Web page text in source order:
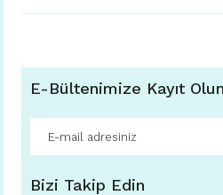
E-Bültenimize Kayıt Olun
Bizi Takip Edin